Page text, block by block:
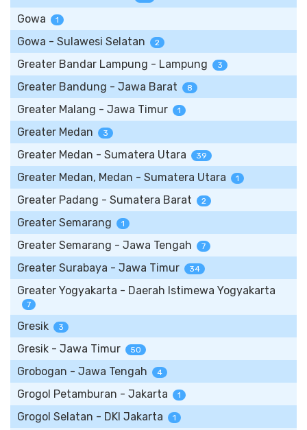
Gowa 1
Gowa - Sulawesi Selatan 2
Greater Bandar Lampung - Lampung 3
Greater Bandung - Jawa Barat 8
Greater Malang - Jawa Timur 1
Greater Medan 3
Greater Medan - Sumatera Utara 39
Greater Medan, Medan - Sumatera Utara 1
Greater Padang - Sumatera Barat 2
Greater Semarang 1
Greater Semarang - Jawa Tengah 7
Greater Surabaya - Jawa Timur 34
Greater Yogyakarta - Daerah Istimewa Yogyakarta
7
Gresik 3
Gresik - Jawa Timur 50
Grobogan - Jawa Tengah 4
Grogol Petamburan - Jakarta 1
Grogol Selatan - DKI Jakarta 1